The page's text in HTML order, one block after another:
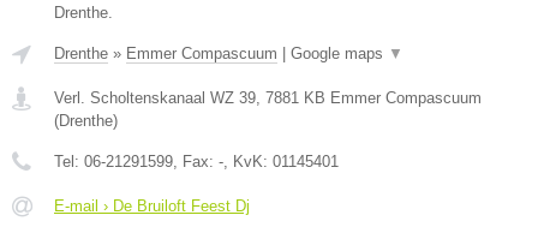
Drenthe.
Drenthe » Emmer Compascuum | Google maps ▼
Verl. Scholtenskanaal WZ 39 7881 KB Emmer Compascuum
(Drenthe)
Tel: 06-21291599 , Fax: - , KvK: 01145401
E-mail › De Bruiloft Feest Dj